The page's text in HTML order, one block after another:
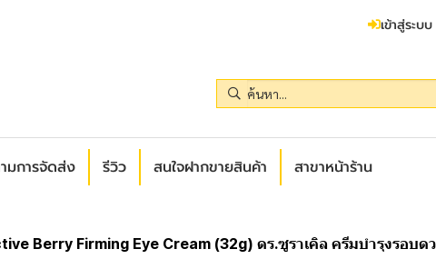
เข้าสู่ระบบ
มการจัดส่ง รีวิว สนใจฝากขายสินค้า สาขาหน้าร้าน
Berry Firming Eye Cream (32g) ดร.ซูราเคิล ครีมบำรุงรอบด